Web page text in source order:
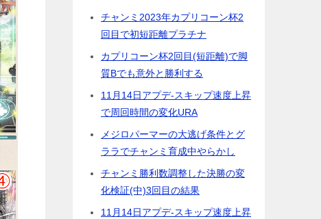
チャンミ2023年カプリコーン杯2
回目で初短距離プラチナ
カプリコーン杯2回目(短距離)で脚
質Bでも意外と勝利する
11月14日アプデ-スキップ速度上昇
で周回時間の変化URA
メジロパーマーの大逃げ条件とグ
ララでチャンミ育成中やらかし
チャンミ勝利数調整した決勝の変
化検証(中)3回目の結果
11月14日アプデ-スキップ速度上昇